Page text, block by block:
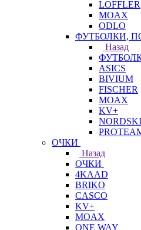
LOFFLER
MOAX
ODLO
ФУТБОЛКИ,
Назад
ASICS
BIVIUM
FISCHER
MOAX
KV+
NORDSKI
ОЧКИ
Назад
ОЧКИ
4KAAD
BRIKO
CASCO
KV+
MOAX
ONE WAY